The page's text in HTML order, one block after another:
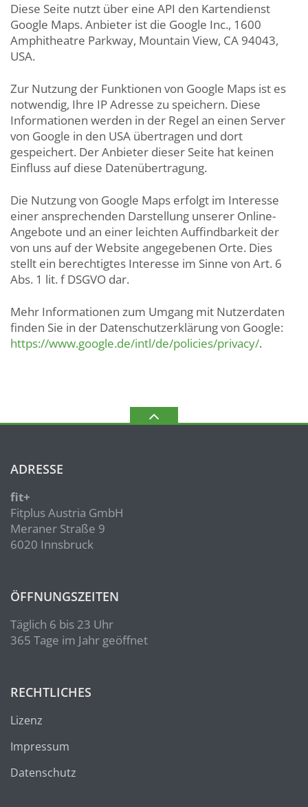
Diese Seite nutzt über eine API den Kartendienst
Google Maps. Anbieter ist die Google Inc., 1600
Amphitheatre Parkway, Mountain View, CA 94043,
USA.
Zur Nutzung der Funktionen von Google Maps ist es
notwendig, Ihre IP Adresse zu speichern. Diese
Informationen werden in der Regel an einen Server
von Google in den USA übertragen und dort
gespeichert. Der Anbieter dieser Seite hat keinen
Einfluss auf diese Datenübertragung.
Die Nutzung von Google Maps erfolgt im Interesse
einer ansprechenden Darstellung unserer Online-
Angebote und an einer leichten Auffindbarkeit der
von uns auf der Website angegebenen Orte. Dies
stellt ein berechtigtes Interesse im Sinne von Art. 6
Abs. 1 lit. f DSGVO dar.
Mehr Informationen zum Umgang mit Nutzerdaten
finden Sie in der Datenschutzerklärung von Google:
https://www.google.de/intl/de/policies/privacy/.
ADRESSE
fit+
Fitplus Austria GmbH
Meraner Straße 9
6020 Innsbruck
ÖFFNUNGSZEITEN
Täglich 6 bis 23 Uhr
365 Tage im Jahr geöffnet
RECHTLICHES
Lizenz
Impressum
Datenschutz